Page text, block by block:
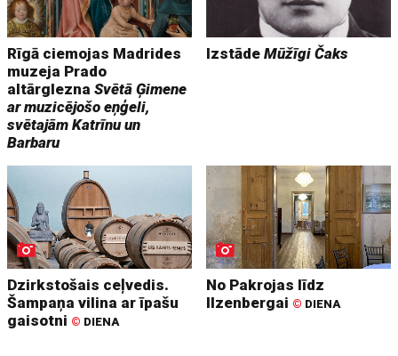
Rīgā ciemojas Madrides
muzeja Prado
altārgleznaSvētā Ģimene
ar muzicējošo eņģeli,
svētajām Katrīnu un
Barbaru
IzstādeMūžīgi Čaks
Dzirkstošais ceļvedis.
Šampaņa vilina ar īpašu
gaisotni © DIENA
No Pakrojas līdz
Ilzenbergai © DIENA